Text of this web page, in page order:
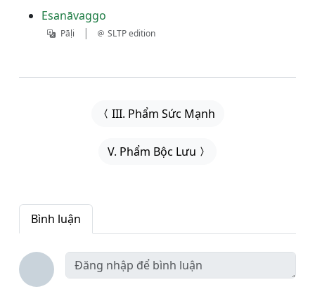
Esanāvaggo
Pāḷi | SLTP edition
III. Phẩm Sức Mạnh
V. Phẩm Bộc Lưu
Bình luận